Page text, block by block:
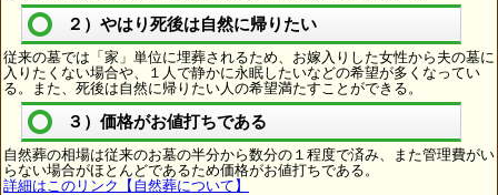
２）やはり死後は自然に帰りたい
従来の墓では「家」単位に埋葬されるため、お嫁入りした女性から夫の墓に
入りたくない場合や、１人で静かに永眠したいなどの希望が多くなってい
る。また、死後は自然に帰りたい人の希望満たすことができる。
３）価格がお値打ちである
自然葬の相場は従来のお墓の半分から数分の１程度で済み、また管理費がい
らない場合がほとんどであるため価格がお値打ちである。
詳細はこのリンク【自然葬について】